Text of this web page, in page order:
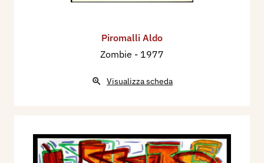
Piromalli Aldo
Zombie - 1977
Visualizza scheda